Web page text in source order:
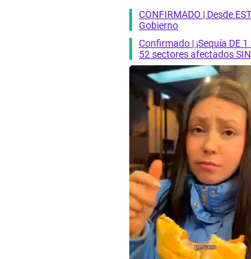
CONFIRMADO | Desde
Gobierno
Confirmado | ¡Sequía DE
52 sectores afectados SIN